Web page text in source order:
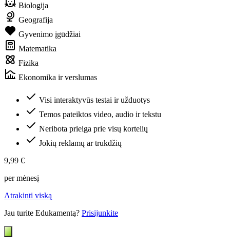
Biologija
Geografija
Gyvenimo įgūdžiai
Matematika
Fizika
Ekonomika ir verslumas
Visi interaktyvūs testai ir užduotys
Temos pateiktos video, audio ir tekstu
Neribota prieiga prie visų kortelių
Jokių reklamų ar trukdžių
9,99 €
per mėnesį
Atrakinti viską
Jau turite Edukamentą? Prisijunkite